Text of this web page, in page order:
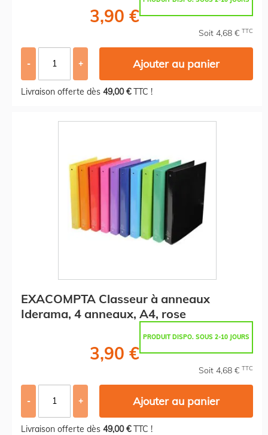
3,90 €
Soit 4,68 € TTC
- + Ajouter au panier
Livraison offerte dès 49,00 €TTC !
EXACOMPTA Classeur à anneaux
Iderama, 4 anneaux, A4, rose
PRODUIT DISPO. SOUS 2-10 JOURS
3,90 €
Soit 4,68 € TTC
- + Ajouter au panier
Livraison offerte dès 49,00 €TTC !